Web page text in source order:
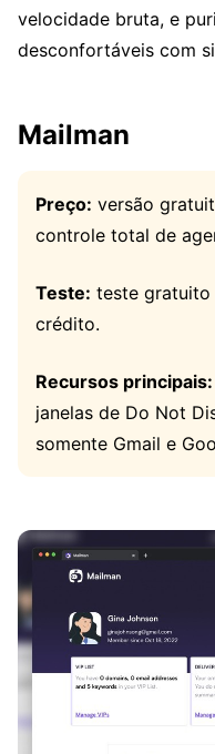
velocidade bruta, e
desconfortáveis com
Mailman
Preço: versão
controle total de
Teste: teste gratuito
crédito.
Recursos principais:
janelas de Do Not
somente Gmail e